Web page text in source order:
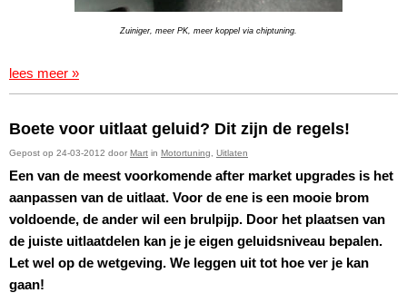
Zuiniger, meer PK, meer koppel via chiptuning.
lees meer »
Boete voor uitlaat geluid? Dit zijn de regels!
Gepost op 24-03-2012 door Mart in Motortuning Uitlaten
Een van de meest voorkomende after market upgrades is het
aanpassen van de uitlaat. Voor de ene is een mooie brom
voldoende, de ander wil een brulpijp. Door het plaatsen van
de juiste uitlaatdelen kan je je eigen geluidsniveau bepalen.
Let wel op de wetgeving. We leggen uit tot hoe ver je kan
gaan!